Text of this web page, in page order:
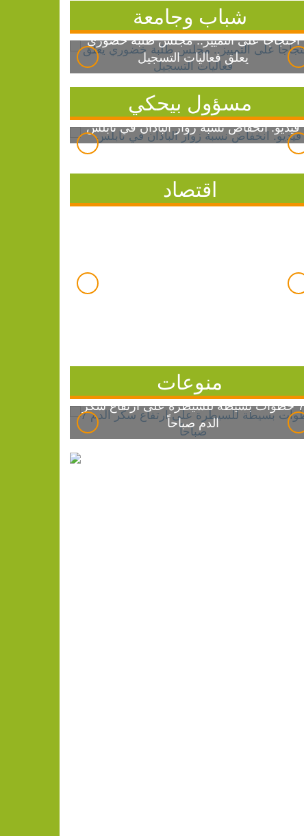
شباب وجامعة
احتجاجاً على التمييز.. مجلس طلبة خضوري
يعلق فعاليات التسجيل
مسؤول بيحكي
فيديو: انخفاض نسبة زوار الباذان في نابلس
اقتصاد
منوعات
7 خطوات بسيطة للسيطرة على ارتفاع سكر
الدم صباحاً